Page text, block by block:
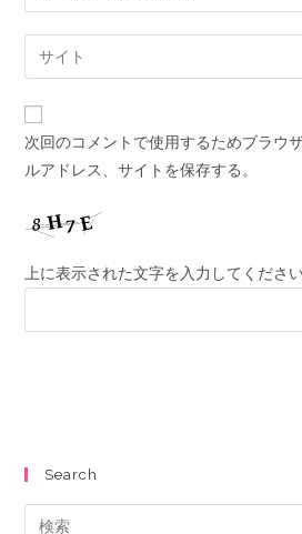
次回のコメントで使用するためブラウ
ルアドレス、サイトを保存する。
上に表示された文字を入力してください
Search